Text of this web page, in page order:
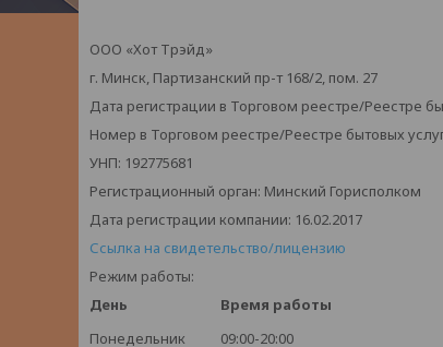
ООО «Хот Трэйд»
г. Минск, Партизанский пр-т 168/2, пом. 27
Дата регистрации в Торговом реестре/Реестре
Номер в Торговом реестре/Реестре бытовых
УНП: 192775681
Регистрационный орган: Минский Горисполком
Дата регистрации компании: 16.02.2017
Ссылка на свидетельство/лицензию
Режим работы:
День
Время работы
Понедельник
09:00-20:00